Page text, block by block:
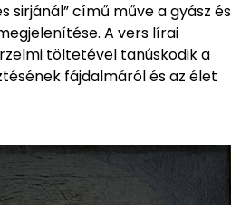
sirjánál” című műve a gyász és
A vers lírai
töltetével tanúskodik a
fájdalmáról és az élet